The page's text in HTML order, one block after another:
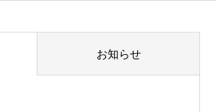
お知らせ